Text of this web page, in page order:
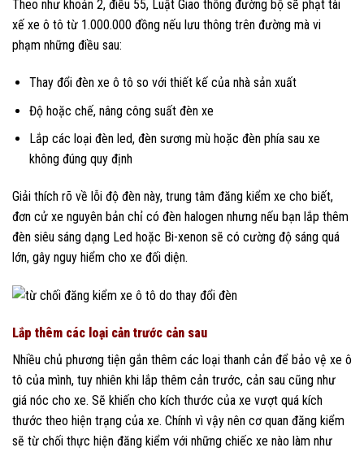
Theo như khoản 2, điều 55, Luật Giao thông đường bộ sẽ phạt tài
xế xe ô tô từ 1.000.000 đồng nếu lưu thông trên đường mà vi
phạm những điều sau:
Thay đổi đèn xe ô tô so với thiết kế của nhà sản xuất
Độ hoặc chế, nâng công suất đèn xe
Lắp các loại đèn led, đèn sương mù hoặc đèn phía sau xe
không đúng quy định
Giải thích rõ về lỗi độ đèn này, trung tâm đăng kiểm xe cho biết,
đơn cử xe nguyên bản chỉ có đèn halogen nhưng nếu bạn lắp thêm
đèn siêu sáng dạng Led hoặc Bi-xenon sẽ có cường độ sáng quá
lớn, gây nguy hiểm cho xe đối diện.
Lắp thêm các loại cản trước cản sau
Nhiều chủ phương tiện gắn thêm các loại thanh cản để bảo vệ xe ô
tô của mình, tuy nhiên khi lắp thêm cản trước, cản sau cũng như
giá nóc cho xe. Sẽ khiến cho kích thước của xe vượt quá kích
thước theo hiện trạng của xe. Chính vì vậy nên cơ quan đăng kiểm
sẽ từ chối thực hiện đăng kiểm với những chiếc xe nào làm như